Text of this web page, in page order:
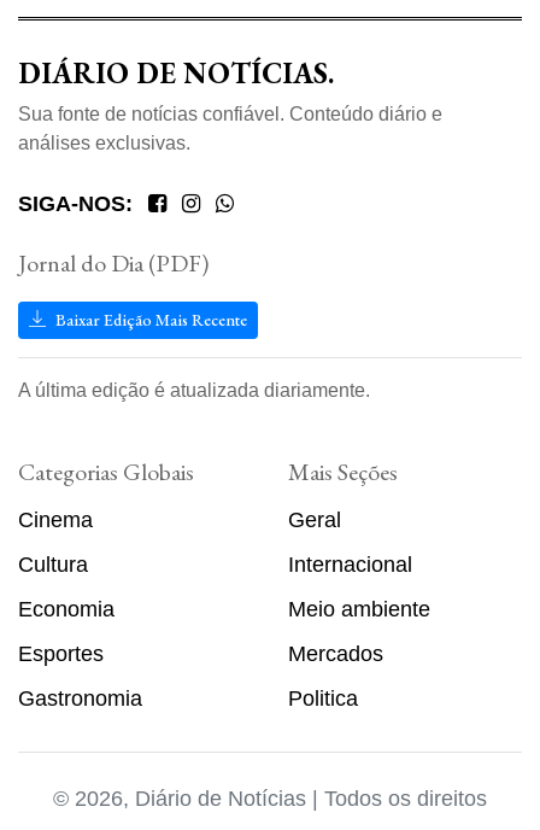
DIÁRIO DE NOTÍCIAS.
Sua fonte de notícias confiável. Conteúdo diário e
análises exclusivas.
SIGA-NOS:
Jornal do Dia (PDF)
Baixar Edição Mais Recente
A última edição é atualizada diariamente.
Categorias Globais
Cinema
Cultura
Economia
Esportes
Gastronomia
Mais Seções
Geral
Internacional
Meio ambiente
Mercados
Politica
© 2026, Diário de Notícias | Todos os direitos